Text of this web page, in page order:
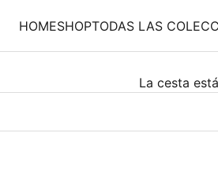
HOMESHOPTODAS LAS
La cesta